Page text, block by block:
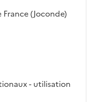
(Joconde)
- utilisation